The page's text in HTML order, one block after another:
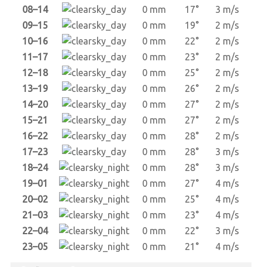
08–14
0 mm 17°
3 m/s
09–15
0 mm 19°
2 m/s
10–16
0 mm 22°
2 m/s
11–17
0 mm 23°
2 m/s
12–18
0 mm 25°
2 m/s
13–19
0 mm 26°
2 m/s
14–20
0 mm 27°
2 m/s
15–21
0 mm 27°
2 m/s
16–22
0 mm 28°
2 m/s
17–23
0 mm 28°
3 m/s
18–24
0 mm 28°
3 m/s
19–01
0 mm 27°
4 m/s
20–02
0 mm 25°
4 m/s
21–03
0 mm 23°
4 m/s
22–04
0 mm 22°
3 m/s
23–05
0 mm 21° 4 m/s